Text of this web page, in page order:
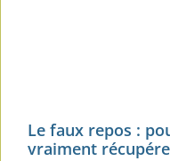
Le faux repos :
vraiment